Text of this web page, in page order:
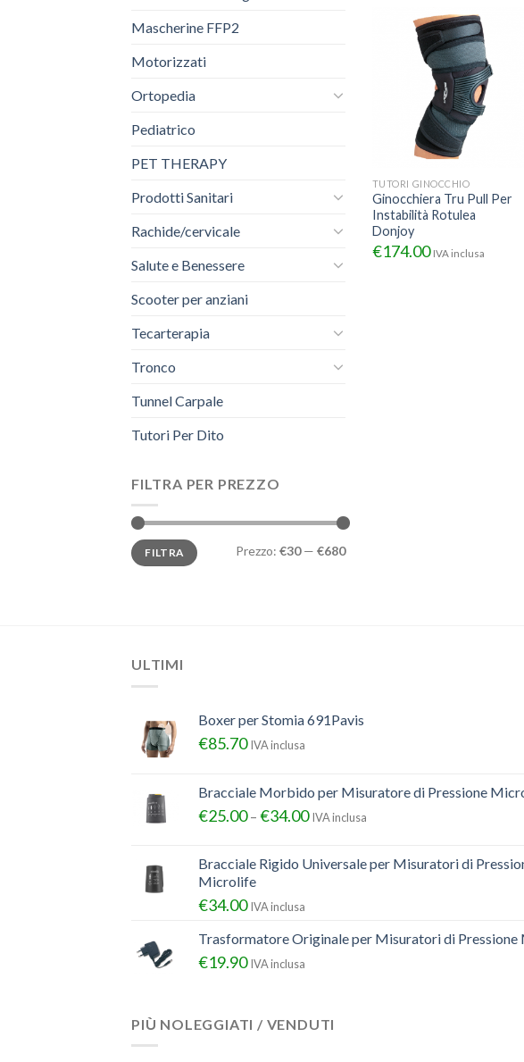
Mascherine FFP2
Motorizzati
Ortopedia
Pediatrico
PET THERAPY
Prodotti Sanitari
Rachide/cervicale
Salute e Benessere
Scooter per anziani
Tecarterapia
Tronco
Tunnel Carpale
Tutori Per Dito
FILTRA PER PREZZO
Prezzo
Min
Prezzo
MaxFILTRA Prezzo: €30— €680
TUTORI GINOCCHIO
Ginocchiera Tru Pull Per
Instabilità Rotulea
Donjoy
€174.00 IVA inclusa
ULTIMI
Boxer per Stomia 691Pavis
€85.70 IVA inclusa
Bracciale Morbido per Misuratore di Pressione
€25.00– €34.00 IVA inclusa
Bracciale Rigido Universale per Misuratori di
Microlife
€34.00 IVA inclusa
Trasformatore Originale per Misuratori di
€19.90 IVA inclusa
PIÙ NOLEGGIATI / VENDUTI